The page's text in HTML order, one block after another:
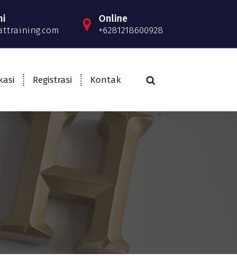
Online
+6281218600928
Registrasi Kontak